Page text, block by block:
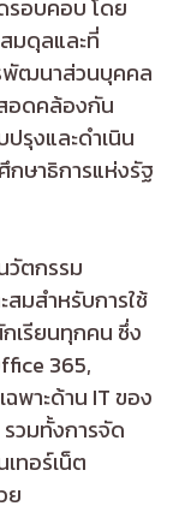
รอบคอบ โดย
มดุลและที่
พัฒนาส่วนบุคคล
อดคล้องกัน
รุงและดำเนิน
ษาธิการแห่งรัฐ
วัตกรรม
สมสำหรับการใช้
เรียนทุกคน ซึ่ง
365,
พาะด้าน IT ของ
วมทั้งการจัด
ทอร์เน็ต
ย